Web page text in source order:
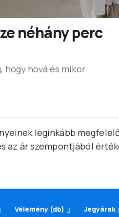
néhány perc
hová és mikor
leginkább
az ár szempontjából
Vélemény (db) Jegyárak